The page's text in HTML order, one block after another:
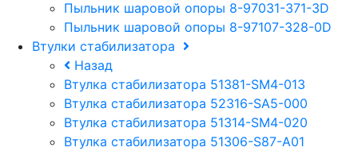
Пыльник шаровой опоры 8-97031-371-3D
Пыльник шаровой опоры 8-97107-328-0D
Втулки стабилизатора
Назад
Втулка стабилизатора 51381-SM4-013
Втулка стабилизатора 52316-SA5-000
Втулка стабилизатора 51314-SM4-020
Втулка стабилизатора 51306-S87-A01